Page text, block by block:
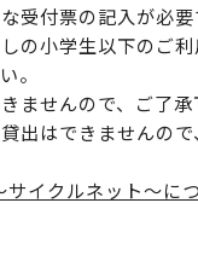
受付票の記入が必要
の小学生以下のご
。
ませんので、ご了承
出はできませんので
サイクルネット～に